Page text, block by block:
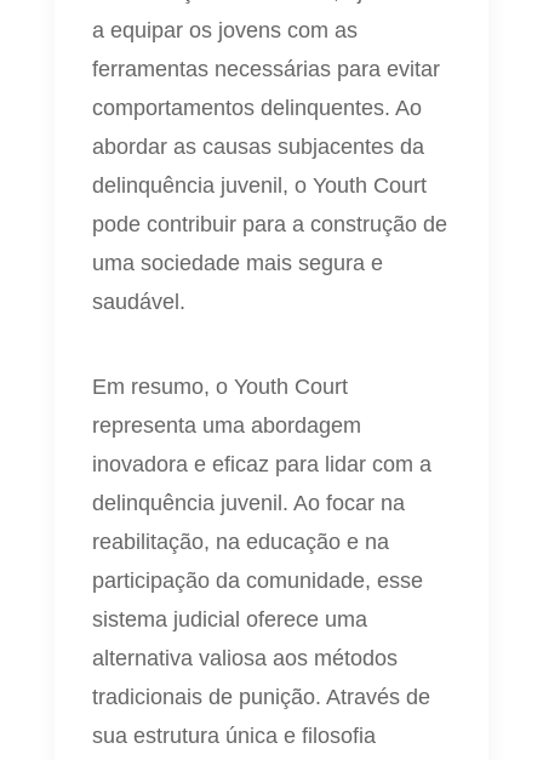
a equipar os jovens com as
ferramentas necessárias para evitar
comportamentos delinquentes. Ao
abordar as causas subjacentes da
delinquência juvenil, o Youth Court
pode contribuir para a construção de
uma sociedade mais segura e
saudável.
Em resumo, o Youth Court
representa uma abordagem
inovadora e eficaz para lidar com a
delinquência juvenil. Ao focar na
reabilitação, na educação e na
participação da comunidade, esse
sistema judicial oferece uma
alternativa valiosa aos métodos
tradicionais de punição. Através de
sua estrutura única e filosofia